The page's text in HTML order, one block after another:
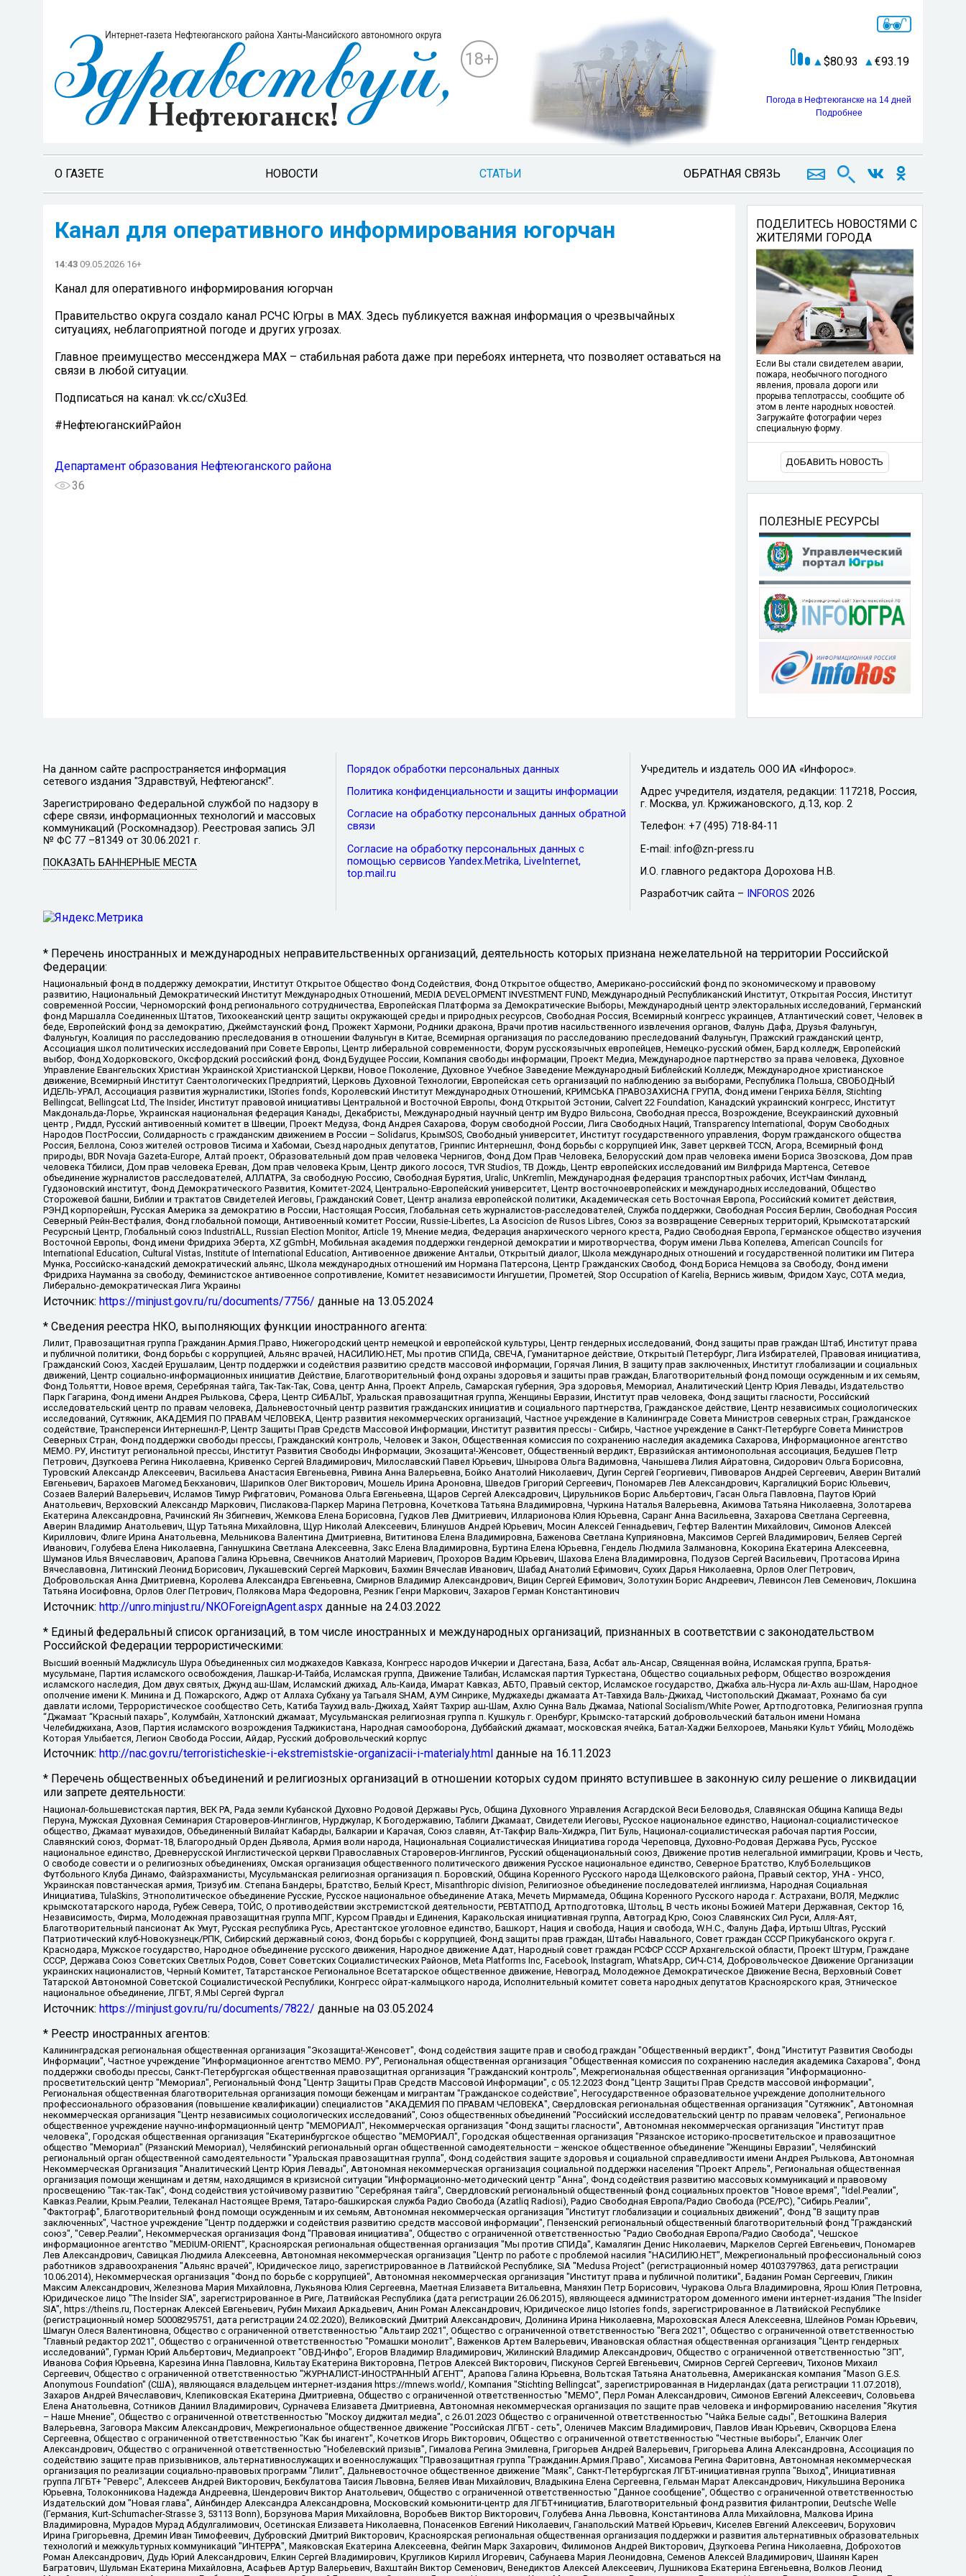
18+ 80.93 93.19
Погода в Нефтеюганске на 14 дней
Подробнее
О ГАЗЕТЕ НОВОСТИ СТАТЬИ ОБРАТНАЯ СВЯЗЬ
Канал для оперативного информирования югорчан
14:43 09.05.2026 16+
Канал для оперативного информирования югорчан
Правительство округа создало канал РСЧС Югры в MAX. Здесь публикуется важная информация о чрезвычайных
ситуациях, неблагоприятной погоде и других угрозах.
Главное преимущество мессенджера MAX – стабильная работа даже при перебоях интернета, что позволяет оставаться на
связи в любой ситуации.
Подписаться на канал: vk.cc/cXu3Ed.
#НефтеюганскийРайон
Департамент образования Нефтеюганского района
36
ПОДЕЛИТЕСЬ НОВОСТЯМИ С
ЖИТЕЛЯМИ ГОРОДА
Если Вы стали свидетелем аварии,
пожара, необычного погодного
явления, провала дороги или
прорыва теплотрассы, сообщите об
этом в ленте народных новостей.
Загружайте фотографии через
специальную форму.
ДОБАВИТЬ НОВОСТЬ
ПОЛЕЗНЫЕ РЕСУРСЫ
На данном сайте распространяется информация
сетевого издания "Здравствуй, Нефтеюганск!".
Зарегистрировано Федеральной службой по надзору в
сфере связи, информационных технологий и массовых
коммуникаций (Роскомнадзор). Реестровая запись ЭЛ
№ ФС 77 –81349 от 30.06.2021 г.
ПОКАЗАТЬ БАННЕРНЫЕ МЕСТА
Порядок обработки персональных данных
Политика конфиденциальности и защиты информации
Согласие на обработку персональных данных обратной
связи
Согласие на обработку персональных данных с
помощью сервисов Yandex.Metrika, LiveInternet,
top.mail.ru
Учредитель и издатель ООО ИА «Инфорос».
Адрес учредителя, издателя, редакции: 117218, Россия,
г. Москва, ул. Кржижановского, д.13, кор. 2
Телефон: +7 (495) 718-84-11
E-mail: info@zn-press.ru
И.О. главного редактора Дорохова Н.В.
Разработчик сайта – INFOROS 2026
* Перечень иностранных и международных неправительственных организаций, деятельность которых признана нежелательной на территории Российской
Федерации:
Национальный фонд в поддержку демократии, Институт Открытое Общество Фонд Содействия, Фонд Открытое общество, Американо-российский фонд по экономическому и правовому
развитию, Национальный Демократический Институт Международных Отношений, MEDIA DEVELOPMENT INVESTMENT FUND, Международный Республиканский Институт, Открытая Россия, Институт
современной России, Черноморский фонд регионального сотрудничества, Европейская Платформа за Демократические Выборы, Международный центр электоральных исследований, Германский
фонд Маршалла Соединенных Штатов, Тихоокеанский центр защиты окружающей среды и природных ресурсов, Свободная Россия, Всемирный конгресс украинцев, Атлантический совет, Человек в
беде, Европейский фонд за демократию, Джеймстаунский фонд, Прожект Хармони, Родники дракона, Врачи против насильственного извлечения органов, Фалунь Дафа, Друзья Фалуньгун,
Фалуньгун, Коалиция по расследованию преследования в отношении Фалуньгун в Китае, Всемирная организация по расследованию преследований Фалуньгун, Пражский гражданский центр,
Ассоциация школ политических исследований при Совете Европы, Центр либеральной современности, Форум русскоязычных европейцев, Немецко-русский обмен, Бард колледж, Европейский
выбор, Фонд Ходорковского, Оксфордский российский фонд, Фонд Будущее России, Компания свободы информации, Проект Медиа, Международное партнерство за права человека, Духовное
Управление Евангельских Христиан Украинской Христианской Церкви, Новое Поколение, Духовное Учебное Заведение Международный Библейский Колледж, Международное христианское
движение, Всемирный Институт Саентологических Предприятий, Церковь Духовной Технологии, Европейская сеть организаций по наблюдению за выборами, Республика Польша, СВОБОДНЫЙ
ИДЕЛЬ-УРАЛ, Ассоциация развития журналистики, IStories fonds, Королевский Институт Международных Отношений, КРИМСЬКА ПРАВОЗАХИСНА ГРУПА, Фонд имени Генриха Бёлля, Stichting
Bellingcat, Bellingcat Ltd, The Insider, Институт правовой инициативы Центральной и Восточной Европы, Фонд Открытой Эстонии, Calvert 22 Foundation, Канадский украинский конгресс, Институт
Макдональда-Лорье, Украинская национальная федерация Канады, Декабристы, Международный научный центр им Вудро Вильсона, Свободная пресса, Возрождение, Всеукраинский духовный
центр , Риддл, Русский антивоенный комитет в Швеции, Проект Медуза, Фонд Андрея Сахарова, Форум свободной России, Лига Свободных Наций, Transparеncy International, Форум Свободных
Народов ПостРоссии, Солидарность с гражданским движением в России – Solidarus, КрымSOS, Свободный университет, Институт государственного управления, Форум гражданского общества
Россия, Беллона, Союз жителей островов Тисима и Хабомаи, Съезд народных депутатов, Гринпис Интернешнл, Фонд борьбы с коррупцией Инк, Завет церквей TCCN, Агора, Всемирный фонд
природы, BDR Novaja Gazeta-Europe, Алтай проект, Образовательный дом прав человека Чернигов, Фонд Дом Прав Человека, Белорусский дом прав человека имени Бориса Звозскова, Дом прав
человека Тбилиси, Дом прав человека Ереван, Дом прав человека Крым, Центр дикого лосося, TVR Studios, ТВ Дождь, Центр европейских исследований им Вилфрида Мартенса, Сетевое
объединение журналистов расследователей, АЛЛАТРА, За свободную Россию, Свободная Бурятия, Uralic, UnKremlin, Международная федерация транспортных рабочих, ИстЧам Финланд,
Гудзоновский институт, Фонд Демократического Развития, Комитет-2024, Центрально-Европейский университет, Центр восточноевропейских и международных исследований, Общество
Сторожевой башни, Библии и трактатов Свидетелей Иеговы, Гражданский Совет, Центр анализа европейской политики, Академическая сеть Восточная Европа, Российский комитет действия,
РЭНД корпорейшн, Русская Америка за демократию в России, Настоящая Россия, Глобальная сеть журналистов-расследователей, Служба поддержки, Свободная Россия Берлин, Свободная Россия
Северный Рейн-Вестфалия, Фонд глобальной помощи, Антивоенный комитет России, Russie-Libertes, La Asocicion de Rusos Libres, Союз за возвращение Северных территорий, Крымскотатарский
Ресурсный Центр, Глобальный союз IndustriALL, Russian Election Monitor, Article 19, Мнение медиа, Федерация анархического черного креста, Радио Свободная Европа, Германское общество изучения
Восточной Европы, Фонд имени Фридриха Эберта, XZ gGmbH, Мобильная академия поддержки гендерной демократии и миротворчества, Форум имени Льва Копелева, American Councils for
International Education, Cultural Vistas, Institute of International Education, Антивоенное движение Антальи, Открытый диалог, Школа международных отношений и государственной политики им Питера
Мунка, Российско-канадский демократический альянс, Школа международных отношений им Нормана Патерсона, Центр Гражданских Свобод, Фонд Бориса Немцова за Свободу, Фонд имени
Фридриха Науманна за свободу, Феминистское антивоенное сопротивление, Комитет независимости Ингушетии, Прометей, Stop Occupation of Karelia, Вернись живым, Фридом Хаус, СОТА медиа,
Либерально-демократическая Лига Украины
Источник: https://minjust.gov.ru/ru/documents/7756/ данные на 13.05.2024
* Сведения реестра НКО, выполняющих функции иностранного агента:
Лилит, Правозащитная группа Гражданин.Армия.Право, Нижегородский центр немецкой и европейской культуры, Центр гендерных исследований, Фонд защиты прав граждан Штаб, Институт права
и публичной политики, Фонд борьбы с коррупцией, Альянс врачей, НАСИЛИЮ.НЕТ, Мы против СПИДа, СВЕЧА, Гуманитарное действие, Открытый Петербург, Лига Избирателей, Правовая инициатива,
Гражданский Союз, Хасдей Ерушалаим, Центр поддержки и содействия развитию средств массовой информации, Горячая Линия, В защиту прав заключенных, Институт глобализации и социальных
движений, Центр социально-информационных инициатив Действие, Благотворительный фонд охраны здоровья и защиты прав граждан, Благотворительный фонд помощи осужденным и их семьям,
Фонд Тольятти, Новое время, Серебряная тайга, Так-Так-Так, Сова, центр Анна, Проект Апрель, Самарская губерния, Эра здоровья, Мемориал, Аналитический Центр Юрия Левады, Издательство
Парк Гагарина, Фонд имени Андрея Рылькова, Сфера, Центр СИБАЛЬТ, Уральская правозащитная группа, Женщины Евразии, Институт прав человека, Фонд защиты гласности, Российский
исследовательский центр по правам человека, Дальневосточный центр развития гражданских инициатив и социального партнерства, Гражданское действие, Центр независимых социологических
исследований, Сутяжник, АКАДЕМИЯ ПО ПРАВАМ ЧЕЛОВЕКА, Центр развития некоммерческих организаций, Частное учреждение в Калининграде Совета Министров северных стран, Гражданское
содействие, Трансперенси Интернешнл-Р, Центр Защиты Прав Средств Массовой Информации, Институт развития прессы - Сибирь, Частное учреждение в Санкт-Петербурге Совета Министров
Северных Стран, Фонд поддержки свободы прессы, Гражданский контроль, Человек и Закон, Общественная комиссия по сохранению наследия академика Сахарова, Информационное агентство
МЕМО. РУ, Институт региональной прессы, Институт Развития Свободы Информации, Экозащита!-Женсовет, Общественный вердикт, Евразийская антимонопольная ассоциация, Бедушев Петр
Петрович, Дзугкоева Регина Николаевна, Кривенко Сергей Владимирович, Милославский Павел Юрьевич, Шнырова Ольга Вадимовна, Чанышева Лилия Айратовна, Сидорович Ольга Борисовна,
Туровский Александр Алексеевич, Васильева Анастасия Евгеньевна, Ривина Анна Валерьевна, Бойко Анатолий Николаевич, Дугин Сергей Георгиевич, Пивоваров Андрей Сергеевич, Аверин Виталий
Евгеньевич, Барахоев Магомед Бекханович, Шарипков Олег Викторович, Мошель Ирина Ароновна, Шведов Григорий Сергеевич, Пономарев Лев Александрович, Каргалицкий Борис Юльевич,
Созаев Валерий Валерьевич, Исламов Тимур Рифгатович, Романова Ольга Евгеньевна, Щаров Сергей Алексадрович, Цирульников Борис Альбертович, Гасан Ольга Павловна, Паутов Юрий
Анатольевич, Верховский Александр Маркович, Пислакова-Паркер Марина Петровна, Кочеткова Татьяна Владимировна, Чуркина Наталья Валерьевна, Акимова Татьяна Николаевна, Золотарева
Екатерина Александровна, Рачинский Ян Збигневич, Жемкова Елена Борисовна, Гудков Лев Дмитриевич, Илларионова Юлия Юрьевна, Саранг Анна Васильевна, Захарова Светлана Сергеевна,
Аверин Владимир Анатольевич, Щур Татьяна Михайловна, Щур Николай Алексеевич, Блинушов Андрей Юрьевич, Мосин Алексей Геннадьевич, Гефтер Валентин Михайлович, Симонов Алексей
Кириллович, Флиге Ирина Анатольевна, Мельникова Валентина Дмитриевна, Вититинова Елена Владимировна, Баженова Светлана Куприяновна, Максимов Сергей Владимирович, Беляев Сергей
Иванович, Голубева Елена Николаевна, Ганнушкина Светлана Алексеевна, Закс Елена Владимировна, Буртина Елена Юрьевна, Гендель Людмила Залмановна, Кокорина Екатерина Алексеевна,
Шуманов Илья Вячеславович, Арапова Галина Юрьевна, Свечников Анатолий Мариевич, Прохоров Вадим Юрьевич, Шахова Елена Владимировна, Подузов Сергей Васильевич, Протасова Ирина
Вячеславовна, Литинский Леонид Борисович, Лукашевский Сергей Маркович, Бахмин Вячеслав Иванович, Шабад Анатолий Ефимович, Сухих Дарья Николаевна, Орлов Олег Петрович,
Добровольская Анна Дмитриевна, Королева Александра Евгеньевна, Смирнов Владимир Александрович, Вицин Сергей Ефимович, Золотухин Борис Андреевич, Левинсон Лев Семенович, Локшина
Татьяна Иосифовна, Орлов Олег Петрович, Полякова Мара Федоровна, Резник Генри Маркович, Захаров Герман Константинович
Источник: http://unro.minjust.ru/NKOForeignAgent.aspx данные на 24.03.2022
* Единый федеральный список организаций, в том числе иностранных и международных организаций, признанных в соответствии с законодательством
Российской Федерации террористическими:
Высший военный Маджлисуль Шура Объединенных сил моджахедов Кавказа, Конгресс народов Ичкерии и Дагестана, База, Асбат аль-Ансар, Священная война, Исламская группа, Братья-
мусульмане, Партия исламского освобождения, Лашкар-И-Тайба, Исламская группа, Движение Талибан, Исламская партия Туркестана, Общество социальных реформ, Общество возрождения
исламского наследия, Дом двух святых, Джунд аш-Шам, Исламский джихад, Аль-Каида, Имарат Кавказ, АБТО, Правый сектор, Исламское государство, Джабха аль-Нусра ли-Ахль аш-Шам, Народное
ополчение имени К. Минина и Д. Пожарского, Аджр от Аллаха Субхану уа Тагьаля SHAM, АУМ Синрике, Муджахеды джамаата Ат-Тавхида Валь-Джихад, Чистопольский Джамаат, Рохнамо ба суи
давлати исломи, Террористическое сообщество Сеть, Катиба Таухид валь-Джихад, Хайят Тахрир аш-Шам, Ахлю Сунна Валь Джамаа, National Socialism/White Power, Артподготовка, Религиозная группа
“Джамаат “Красный пахарь”, Колумбайн, Хатлонский джамаат, Мусульманская религиозная группа п. Кушкуль г. Оренбург, Крымско-татарский добровольческий батальон имени Номана
Челебиджихана, Азов, Партия исламского возрождения Таджикистана, Народная самооборона, Дуббайский джамаат, московская ячейка, Батал-Хаджи Белхороев, Маньяки Культ Убийц, Молодёжь
Которая Улыбается, Легион Свобода России, Айдар, Русский добровольческий корпус
Источник: http://nac.gov.ru/terroristicheskie-i-ekstremistskie-organizacii-i-materialy.html данные на 16.11.2023
* Перечень общественных объединений и религиозных организаций в отношении которых судом принято вступившее в законную силу решение о ликвидации
или запрете деятельности:
Национал-большевистская партия, ВЕК РА, Рада земли Кубанской Духовно Родовой Державы Русь, Община Духовного Управления Асгардской Веси Беловодья, Славянская Община Капища Веды
Перуна, Мужская Духовная Семинария Староверов-Инглингов, Нурджулар, К Богодержавию, Таблиги Джамаат, Свидетели Иеговы, Русское национальное единство, Национал-социалистическое
общество, Джамаат мувахидов, Объединенный Вилайат Кабарды, Балкарии и Карачая, Союз славян, Ат-Такфир Валь-Хиджра, Пит Буль, Национал-социалистическая рабочая партия России,
Славянский союз, Формат-18, Благородный Орден Дьявола, Армия воли народа, Национальная Социалистическая Инициатива города Череповца, Духовно-Родовая Держава Русь, Русское
национальное единство, Древнерусской Инглистической церкви Православных Староверов-Инглингов, Русский общенациональный союз, Движение против нелегальной иммиграции, Кровь и Честь,
О свободе совести и о религиозных объединениях, Омская организация общественного политического движения Русское национальное единство, Северное Братство, Клуб Болельщиков
Футбольного Клуба Динамо, Файзрахманисты, Мусульманская религиозная организация п. Боровский, Община Коренного Русского народа Щелковского района, Правый сектор, УНА - УНСО,
Украинская повстанческая армия, Тризуб им. Степана Бандеры, Братство, Белый Крест, Misanthropic division, Религиозное объединение последователей инглиизма, Народная Социальная
Инициатива, TulaSkins, Этнополитическое объединение Русские, Русское национальное объединение Атака, Мечеть Мирмамеда, Община Коренного Русского народа г. Астрахани, ВОЛЯ, Меджлис
крымскотатарского народа, Рубеж Севера, ТОЙС, О противодействии экстремистской деятельности, РЕВТАТПОД, Артподготовка, Штольц, В честь иконы Божией Матери Державная, Сектор 16,
Независимость, Фирма, Молодежная правозащитная группа МПГ, Курсом Правды и Единения, Каракольская инициативная группа, Автоград Крю, Союз Славянских Сил Руси, Алля-Аят,
Благотворительный пансионат Ак Умут, Русская республика Русь, Арестантское уголовное единство, Башкорт, Нация и свобода, Нация и свобода, W.H.С., Фалунь Дафа, Иртыш Ultras, Русский
Патриотический клуб-Новокузнецк/РПК, Сибирский державный союз, Фонд борьбы с коррупцией, Фонд защиты прав граждан, Штабы Навального, Совет граждан СССР Прикубанского округа г.
Краснодара, Мужское государство, Народное объединение русского движения, Народное движение Адат, Народный совет граждан РСФСР СССР Архангельской области, Проект Штурм, Граждане
СССР, Держава Союз Советских Светлых Родов, Совет Советских Социалистических Районов, Meta Platforms Inc, Facebook, Instagram, WhatsApp, СИЧ-С14, Добровольческое Движение Организации
украинских националистов, Черный Комитет, Татарстанское Региональное Всетатарское общественное движение, Невоград, Молодежное Демократическое Движение Весна, Верховный Совет
Татарской Автономной Советской Социалистической Республики, Конгресс ойрат-калмыцкого народа, Исполнительный комитет совета народных депутатов Красноярского края, Этническое
национальное объединение, ЛГБТ, Я.МЫ Сергей Фургал
Источник: https://minjust.gov.ru/ru/documents/7822/ данные на 03.05.2024
* Реестр иностранных агентов:
Калининградская региональная общественная организация "Экозащита!-Женсовет", Фонд содействия защите прав и свобод граждан "Общественный вердикт", Фонд "Институт Развития Свободы Информации", Частное учреждение "Информационное агентство МЕМО. РУ", Региональная общественная организация "Общественная комиссия по сохранению наследия академика Сахарова", Фонд поддержки свободы прессы, Санкт-Петербургская общественная правозащитная организация "Гражданский контроль", Межрегиональная общественная организация "Информационно-просветительский центр "Мемориал", Региональный Фонд "Центр Защиты Прав Средств Массовой Информации", с 05.12.2023 Фонд "Центр Защиты Прав Средств массовой информации", Региональная общественная благотворительная организация помощи беженцам и мигрантам "Гражданское содействие", Негосударственное образовательное учреждение дополнительного профессионального образования (повышение квалификации) специалистов "АКАДЕМИЯ ПО ПРАВАМ ЧЕЛОВЕКА", Свердловская региональная общественная организация "Сутяжник", Автономная некоммерческая организация "Центр независимых социологических исследований", Союз общественных объединений "Российский исследовательский центр по правам человека", Региональное общественное учреждение научно-информационный центр "МЕМОРИАЛ", Некоммерческая организация "Фонд защиты гласности", Автономная некоммерческая организация "Институт прав человека", Городская общественная организация "Екатеринбургское общество "МЕМОРИАЛ", Городская общественная организация "Рязанское историко-просветительское и правозащитное общество "Мемориал" (Рязанский Мемориал), Челябинский региональный орган общественной самодеятельности – женское общественное объединение "Женщины Евразии", Челябинский региональный орган общественной самодеятельности "Уральская правозащитная группа", Фонд содействия защите здоровья и социальной справедливости имени Андрея Рылькова, Автономная Некоммерческая Организация "Аналитический Центр Юрия Левады", Автономная некоммерческая организация социальной поддержки населения "Проект Апрель", Региональная общественная организация помощи женщинам и детям, находящимся в кризисной ситуации "Информационно-методический центр "Анна", Фонд содействия развитию массовых коммуникаций и правовому просвещению "Так-так-Так", Фонд содействия устойчивому развитию "Серебряная тайга", Свердловский региональный общественный фонд социальных проектов "Новое время", "Idel.Реалии", Кавказ.Реалии, Крым.Реалии, Телеканал Настоящее Время, Татаро-башкирская служба Радио Свобода (Azatliq Radiosi), Радио Свободная Европа/Радио Свобода (PCE/PC), "Сибирь.Реалии", "Фактограф", Благотворительный фонд помощи осужденным и их семьям, Автономная некоммерческая организация "Институт глобализации и социальных движений", Фонд "В защиту прав заключенных", Частное учреждение "Центр поддержки и содействия развитию средств массовой информации", Пензенский региональный общественный благотворительный фонд "Гражданский союз", "Север.Реалии", Некоммерческая организация Фонд "Правовая инициатива", Общество с ограниченной ответственностью "Радио Свободная Европа/Радио Свобода", Чешское информационное агентство "MEDIUM-ORIENT", Красноярская региональная общественная организация "Мы против СПИДа", Камалягин Денис Николаевич, Маркелов Сергей Евгеньевич, Пономарев Лев Александрович, Савицкая Людмила Алексеевна, Автономная некоммерческая организация "Центр по работе с проблемой насилия "НАСИЛИЮ.НЕТ", Межрегиональный профессиональный союз работников здравоохранения "Альянс врачей", Юридическое лицо, зарегистрированное в Латвийской Республике, SIA "Medusa Project" (регистрационный номер 40103797863, дата регистрации 10.06.2014), Некоммерческая организация "Фонд по борьбе с коррупцией", Автономная некоммерческая организация "Институт права и публичной политики", Баданин Роман Сергеевич, Гликин Максим Александрович, Железнова Мария Михайловна, Лукьянова Юлия Сергеевна, Маетная Елизавета Витальевна, Маняхин Петр Борисович, Чуракова Ольга Владимировна, Ярош Юлия Петровна, Юридическое лицо "The Insider SIA", зарегистрированное в Риге, Латвийская Республика (дата регистрации 26.06.2015), являющееся администратором доменного имени интернет-издания "The Insider SIA", https://theins.ru, Постернак Алексей Евгеньевич, Рубин Михаил Аркадьевич, Анин Роман Александрович, Юридическое лицо Istories fonds, зарегистрированное в Латвийской Республике (регистрационный номер 50008295751, дата регистрации 24.02.2020), Великовский Дмитрий Александрович, Долинина Ирина Николаевна, Мароховская Алеся Алексеевна, Шлейнов Роман Юрьевич, Шмагун Олеся Валентиновна, Общество с ограниченной ответственностью "Альтаир 2021", Общество с ограниченной ответственностью "Вега 2021", Общество с ограниченной ответственностью "Главный редактор 2021", Общество с ограниченной ответственностью "Ромашки монолит", Важенков Артем Валерьевич, Ивановская областная общественная организация "Центр гендерных исследований", Гурман Юрий Альбертович, Медиапроект "ОВД-Инфо", Егоров Владимир Владимирович, Жилинский Владимир Александрович, Общество с ограниченной ответственностью "ЗП", Иванова София Юрьевна, Карезина Инна Павловна, Кильтау Екатерина Викторовна, Петров Алексей Викторович, Пискунов Сергей Евгеньевич, Смирнов Сергей Сергеевич, Тихонов Михаил Сергеевич, Общество с ограниченной ответственностью "ЖУРНАЛИСТ-ИНОСТРАННЫЙ АГЕНТ", Арапова Галина Юрьевна, Вольтская Татьяна Анатольевна, Американская компания "Mason G.E.S. Anonymous Foundation" (США), являющаяся владельцем интернет-издания https://mnews.world/, Компания "Stichting Bellingcat", зарегистрированная в Нидерландах (дата регистрации 11.07.2018), Захаров Андрей Вячеславович, Клепиковская Екатерина Дмитриевна, Общество с ограниченной ответственностью "МЕМО", Перл Роман Александрович, Симонов Евгений Алексеевич, Соловьева Елена Анатольевна, Сотников Даниил Владимирович, Сурначева Елизавета Дмитриевна, Автономная некоммерческая организация по защите прав человека и информированию населения "Якутия – Наше Мнение", Общество с ограниченной ответственностью "Москоу диджитал медиа", с 26.01.2023 Общество с ограниченной ответственностью "Чайка Белые сады", Ветошкина Валерия Валерьевна, Заговора Максим Александрович, Межрегиональное общественное движение "Российская ЛГБТ - сеть", Оленичев Максим Владимирович, Павлов Иван Юрьевич, Скворцова Елена Сергеевна, Общество с ограниченной ответственностью "Как бы инагент", Кочетков Игорь Викторович, Общество с ограниченной ответственностью "Честные выборы", Еланчик Олег Александрович, Общество с ограниченной ответственностью "Нобелевский призыв", Гималова Регина Эмилевна, Григорьев Андрей Валерьевич, Григорьева Алина Александровна, Ассоциация по содействию защите прав призывников, альтернативнослужащих и военнослужащих "Правозащитная группа "Гражданин.Армия.Право", Хисамова Регина Фаритовна, Автономная некоммерческая организация по реализации социально-правовых программ "Лилит", Дальневосточное общественное движение "Маяк", Санкт-Петербургская ЛГБТ-инициативная группа "Выход", Инициативная группа ЛГБТ+ "Реверс", Алексеев Андрей Викторович, Бекбулатова Таисия Львовна, Беляев Иван Михайлович, Владыкина Елена Сергеевна, Гельман Марат Александрович, Никульшина Вероника Юрьевна, Толоконникова Надежда Андреевна, Шендерович Виктор Анатольевич, Общество с ограниченной ответственностью "Данное сообщение", Общество с ограниченной ответственностью Издательский дом "Новая глава", Айнбиндер Александра Александровна, Московский комьюнити-центр для ЛГБТ+инициатив, Благотворительный фонд развития филантропии, Deutsche Welle (Германия, Kurt-Schumacher-Strasse 3, 53113 Bonn), Борзунова Мария Михайловна, Воробьев Виктор Викторович, Голубева Анна Львовна, Константинова Алла Михайловна, Малкова Ирина Владимировна, Мурадов Мурад Абдулгалимович, Осетинская Елизавета Николаевна, Понасенков Евгений Николаевич, Ганапольский Матвей Юрьевич, Киселев Евгений Алексеевич, Борухович Ирина Григорьевна, Дремин Иван Тимофеевич, Дубровский Дмитрий Викторович, Красноярская региональная общественная организация поддержки и развития альтернативных образовательных технологий и межкультурных коммуникаций "ИНТЕРРА", Маяковская Екатерина Алексеевна, Фейгин Марк Захарович, Филимонов Андрей Викторович, Дзугкоева Регина Николаевна, Доброхотов Роман Александрович, Дудь Юрий Александрович, Елкин Сергей Владимирович, Кругликов Кирилл Игоревич, Сабунаева Мария Леонидовна, Семенов Алексей Владимирович, Шаинян Карен Багратович, Шульман Екатерина Михайловна, Асафьев Артур Валерьевич, Вахштайн Виктор Семенович, Венедиктов Алексей Алексеевич, Лушникова Екатерина Евгеньевна, Волков Леонид Михайлович, Невзоров Александр Глебович, Пархоменко Сергей Борисович, Сироткин Ярослав Николаевич, Кара-Мурза Владимир Владимирович, Баранова Наталья Владимировна, Гозман Леонид Яковлевич, Кагарлицкий Борис Юльевич, Климарев Михаил Валерьевич, Милов Владимир Станиславович, Автономная некоммерческая организация Краснодарский центр современного искусства "Типография", Моргенштерн Алишер Тагирович, Соболь Любовь Эдуардовна, Общество с ограниченной ответственностью "ЛИЗА НОРМ", Каспаров Гарри Кимович, Ходорковский Михаил Борисович, Общество с ограниченной ответственностью "Апрельские тезисы", Данилович Ирина Брониславовна, Кашин Олег Владимирович, Петров Николай Владимирович, Пивоваров Алексей Владимирович, Соколов Михаил Владимирович, Цветкова Юлия Владимировна, Чичваркин Евгений Александрович, Комитет против пыток/Команда против пыток, Общество с ограниченной ответственностью "Первый научный", Общество с ограниченной ответственностью "Вертолет и ко", Белоцерковская Вероника Борисовна, Кац Максим Евгеньевич, Лазарева Татьяна Юрьевна, Шаведдинов Руслан Табризович, Яшин Илья Валерьевич, Общество с ограниченной ответственностью "Иноагент ААВ", Алешковский Дмитрий Петрович, Альбац Евгения Марковна, Быков Дмитрий Львович, Галямина Юлия Евгеньевна, Лойко Сергей Леонидович, Мартынов Кирилл Константинович, Медведев Сергей Александрович, Крашенинников Федор Геннадиевич, Гордеева Катерина Вл